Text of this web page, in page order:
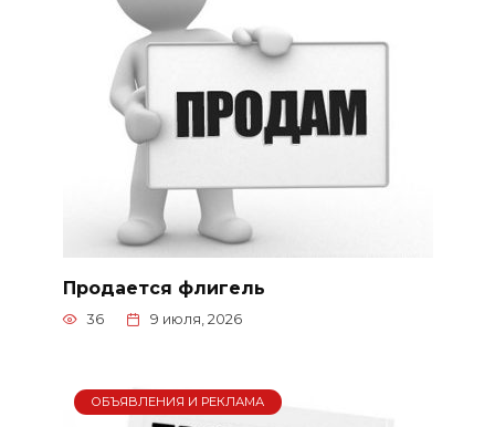
Продается флигель
36 9 июля, 2026
ОБЪЯВЛЕНИЯ И РЕКЛАМА